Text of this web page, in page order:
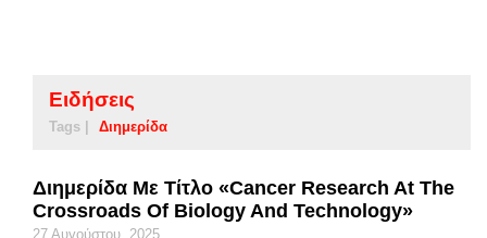
Ειδήσεις
Tags | Διημερίδα
Διημερίδα Με Τίτλο «Cancer Research At The
Crossroads Of Biology And Technology»
27 Αυγούστου, 2025